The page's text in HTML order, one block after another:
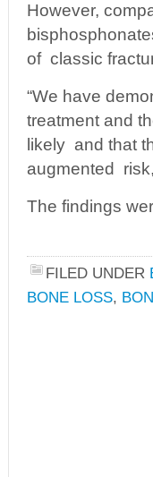
However,
of classic
“We have
treatment and
likely and that
augmented
The findings
FILED UNDER
BONE LOSS,